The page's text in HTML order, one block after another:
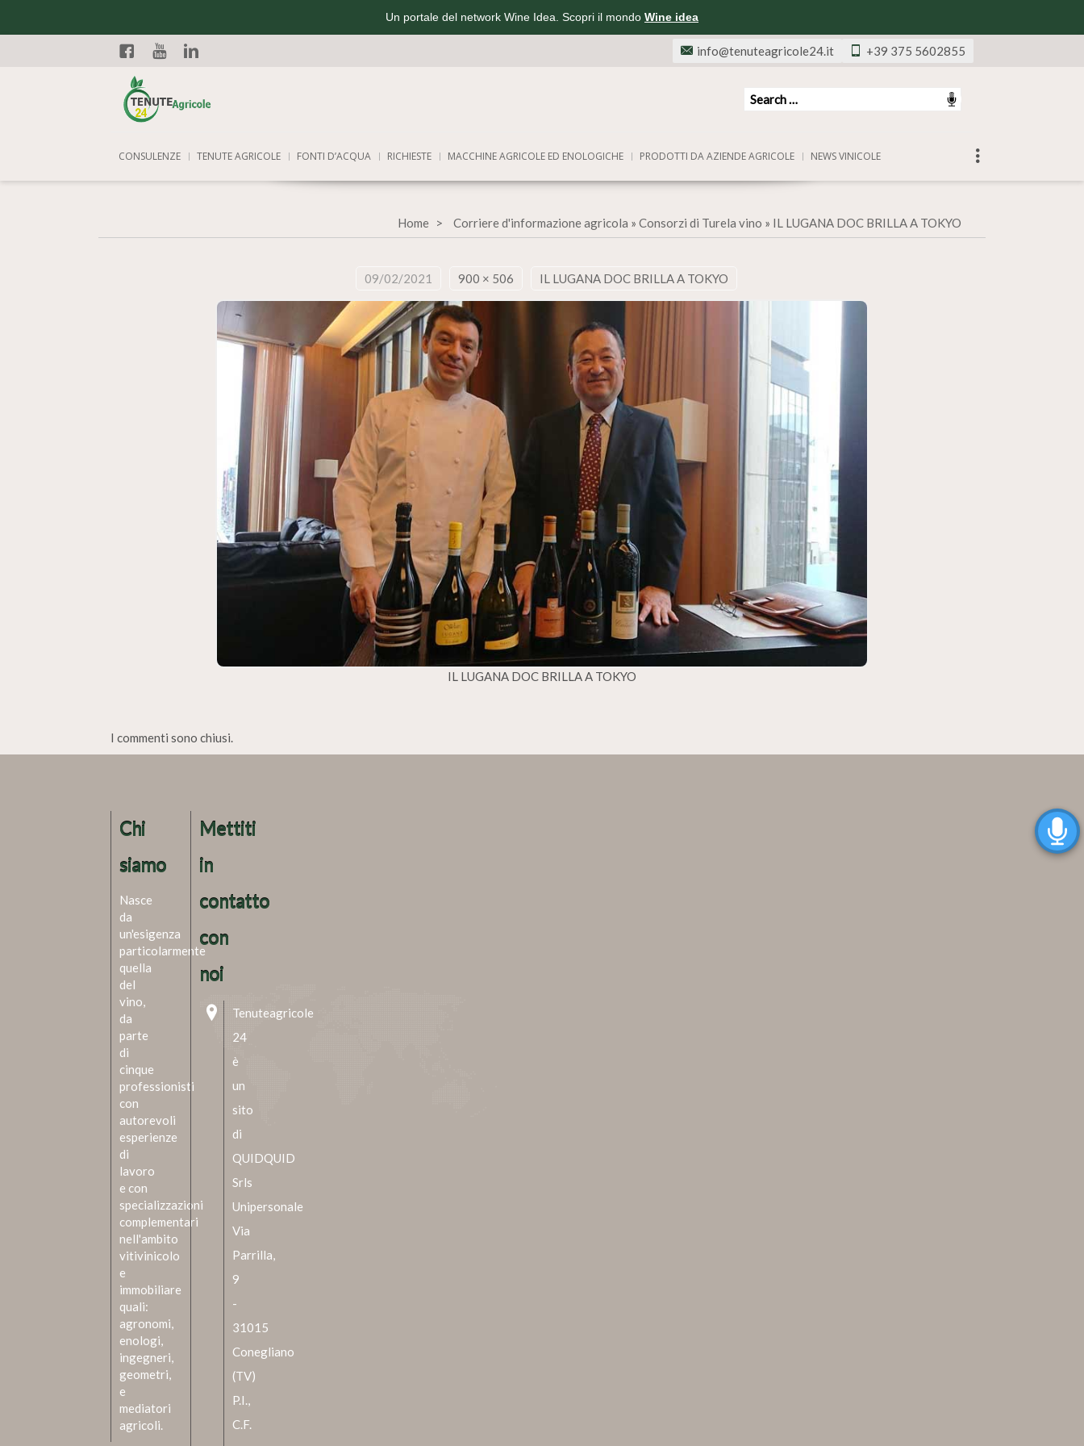
Un portale del network Wine Idea. Scopri il mondo Wine idea
Facebook
+39 375 5602855
info@tenuteagricole24.it
CONSULENZE TENUTE AGRICOLE FONTI D’ACQUA RICHIESTE MACCHINE AGRICOLE ED ENOLOGICHE PRODOTTI DA AZIENDE AGRICOLE NEWS VINICOLE
Home Corriere d'informazione agricola » Consorzi di Turela vino » IL LUGANA DOC BRILLA A TOKYO
09/02/2021 900 × 506 IL LUGANA DOC BRILLA A TOKYO
IL LUGANA DOC BRILLA A TOKYO
I commenti sono chiusi.
Chi
siamo
Nasce
da
un'esigenza
particolarmente
quella
del
vino,
da
parte
di
cinque
professionisti
con
autorevoli
esperienze
di
lavoro
e con
specializzazioni
complementari
nell'ambito
vitivinicolo
e
immobiliare
quali:
agronomi,
enologi,
ingegneri,
geometri,
e
mediatori
agricoli.
Mettiti
in
contatto
con
noi
Tenuteagricole
24
è
un
sito
di
QUIDQUID
Srls
Unipersonale
Via
Parrilla,
9
-
31015
Conegliano
(TV)
P.I.,
C.F.